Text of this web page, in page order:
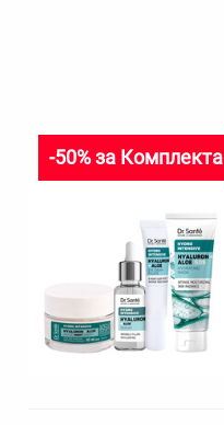
-50% за Комплекта